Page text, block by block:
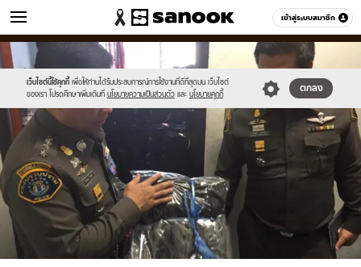
เข้าสู่ระบบสมาชิก
ข่าว หมวดอื่นๆ
เว็บไซต์นี้ใช้คุกกี้ เพื่อให้ท่านได้รับประสบการณ์การใช้งานที่ดีที่สุดบน เว็บไซต์
ของเรา โปรดศึกษาเพิ่มเติมที่ นโยบายความเป็นส่วนตัว และ นโยบายคุกกี้
ตกลง
Sanook
//s.isanook.com/sr/0/images/logo-
new-
sanook.png
//s.isanook.com/ns/0/ud/366/1831986/632745-
02.jpg